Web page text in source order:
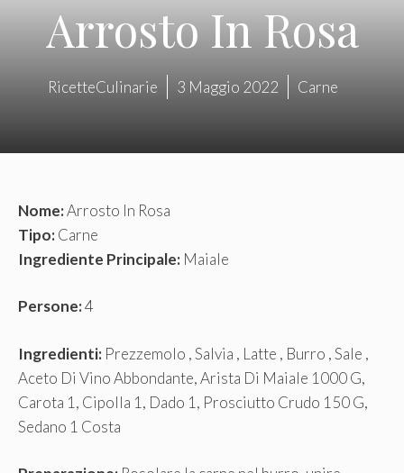
Arrosto In Rosa
RicetteCulinarie 3 Maggio 2022 Carne
Nome:Arrosto In Rosa
Tipo:Carne
Ingrediente Principale: Maiale
Persone:4
Ingredienti: Prezzemolo , Salvia , Latte , Burro , Sale ,
Aceto Di Vino Abbondante, Arista Di Maiale 1000 G,
Carota 1, Cipolla 1, Dado 1, Prosciutto Crudo 150 G,
Sedano 1 Costa